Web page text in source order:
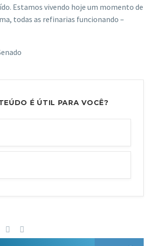
Estamos vivendo hoje um momento de
todas as refinarias funcionando –
É ÚTIL PARA VOCÊ?